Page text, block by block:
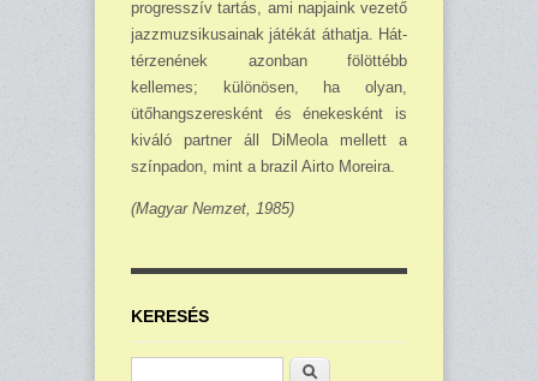
progresszív tartás, ami napjaink vezető
jazzmuzsikusainak játékát áthatja. Hát­
térzenének azonban fölöttébb
kellemes; különösen, ha olyan,
ütőhangszeresként és énekesként is
kiváló partner áll DiMeola mellett a
színpadon, mint a brazil Airto Moreira.
(Magyar Nemzet, 1985)
KERESÉS
Keresés